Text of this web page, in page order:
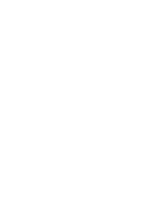
lege telefoon. Door
twee dagen mee,
leeg? Maak je dan niet
binnen no-time weer vol.
opladen voordat je
je telefoon? Dan is de
en de scherpste
een verversingssnelheid